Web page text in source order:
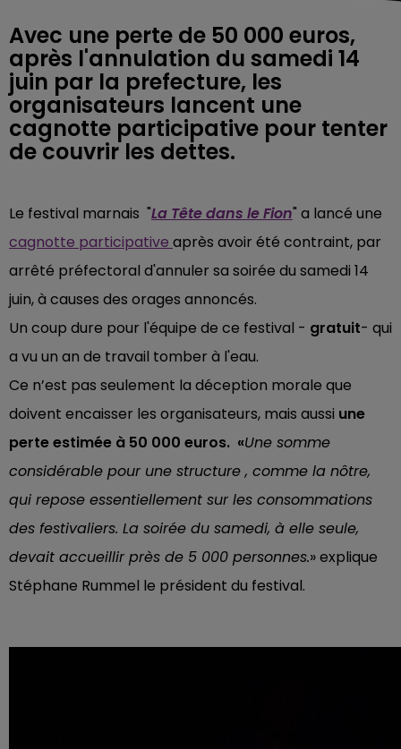
Avec une perte de 50 000 euros,
après l'annulation du samedi 14
juin par la prefecture, les
organisateurs lancent une
cagnotte participative pour tenter
de couvrir les dettes.
Le festival marnais "La Tête dans le Fion" a lancé une
cagnotte participative après avoir été contraint, par
arrêté préfectoral d'annuler sa soirée du samedi 14
juin, à causes des orages annoncés.
Un coup dure pour l'équipe de ce festival - gratuit- qui
a vu un an de travail tomber à l'eau.
Ce n’est pas seulement la déception morale que
doivent encaisser les organisateurs, mais aussi une
perte estimée à 50 000 euros. «Une somme
considérable pour une structure , comme la nôtre,
qui repose essentiellement sur les consommations
des festivaliers. La soirée du samedi, à elle seule,
devait accueillir près de 5 000 personnes.» explique
Stéphane Rummel le président du festival.